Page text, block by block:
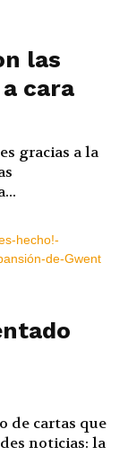
las
cara
gracias a la
de cartas que
noticias: la